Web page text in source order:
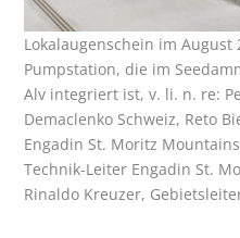
Lokalaugenschein im August
Pumpstation, die im
Alv integriert ist, v. li. n. re:
Demaclenko Schweiz, Reto
Engadin St. Moritz
Technik-Leiter Engadin St.
Rinaldo Kreuzer,